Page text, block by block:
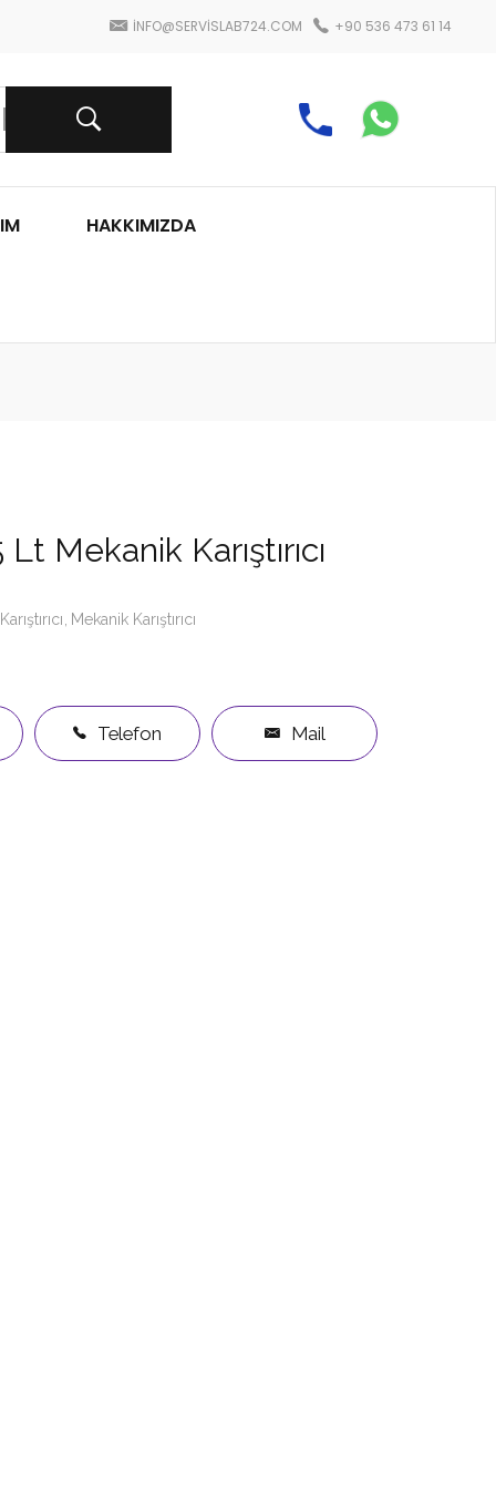
INFO@SERVISLAB724.COM +90 536 473 61 14
HAKKIMIZDA
Lt Mekanik Karıştırıcı
Karıştırıcı Mekanik Karıştırıcı
Telefon Mail